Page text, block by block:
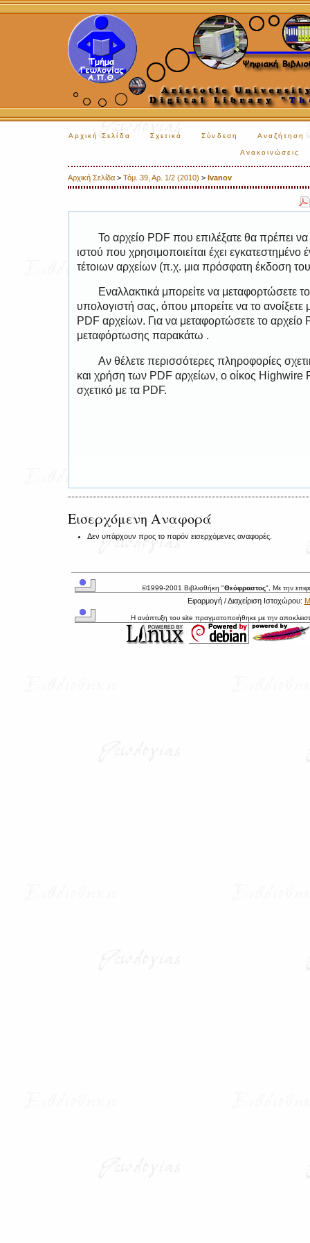
Αρχική Σελίδα Σχετικά Σύνδεση Αναζήτηση
Ανακοινώσεις
Αρχική Σελίδα > Τόμ. 39, Αρ. 1/2 (2010) > Ivanov
Το αρχείο PDF που επιλέξατε θα πρέπει
ιστού που χρησιμοποιείται έχει
τέτοιων αρχείων (π.χ. μια πρόσφατη έκδοση
Εναλλακτικά μπορείτε να μεταφορτώσετε
υπολογιστή σας, όπου μπορείτε να το
PDF αρχείων. Για να μεταφορτώσετε το
μεταφόρτωσης παρακάτω .
Αν θέλετε περισσότερες πληροφορίες
και χρήση των PDF αρχείων, ο οίκος Highwire
σχετικό με τα PDF.
Εισερχόμενη Αναφορά
Δεν υπάρχουν προς το παρόν εισερχόμενες αναφορές.
©1999-2001 Βιβλιοθήκη "Θεόφραστος", Με την
Εφαρμογή / Διαχείριση Ιστοχώρου:
Η ανάπτυξη του site πραγματοποιήθηκε με την